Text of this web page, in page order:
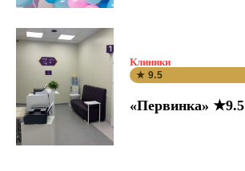
Клиники
★ 9.5
«Первинка» ★9.5